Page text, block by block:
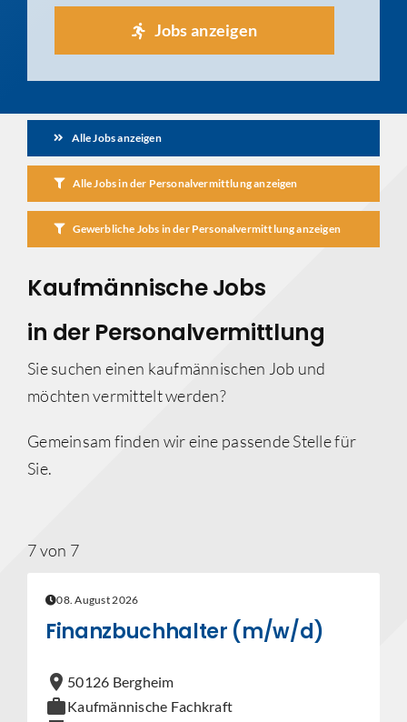
Jobs anzeigen
Kaufmännische Jobs
in der Personalvermittlung
Sie suchen einen kaufmännischen Job und
möchten vermittelt werden?
Gemeinsam finden wir eine passende Stelle für
Sie.
Alle Jobs anzeigen
Alle Jobs in der Personalvermittlung anzeigen
Gewerbliche Jobs in der Personalvermittlung anzeigen
7 von 7
08. August 2026
Finanzbuchhalter (m/w/d)
location_on 50126 Bergheim
workKaufmännische Fachkraft